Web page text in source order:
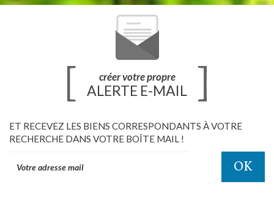
créer votre propre
ALERTE E-MAIL
ET RECEVEZ LES BIENS CORRESPONDANTS À VOTRE
RECHERCHE DANS VOTRE BOÎTE MAIL !
OK